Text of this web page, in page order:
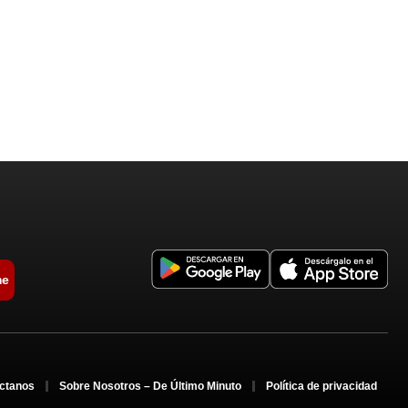
Sobre Nosotros – De Último Minuto Política de privacidad